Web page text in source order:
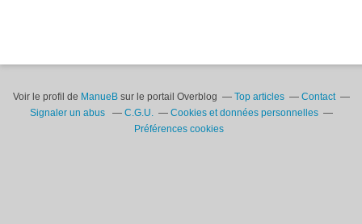
Voir le profil de ManueBsur le portail Overblog Top articles
Contact
Signaler un abus
C.G.U.
Cookies et données personnelles
Préférences cookies